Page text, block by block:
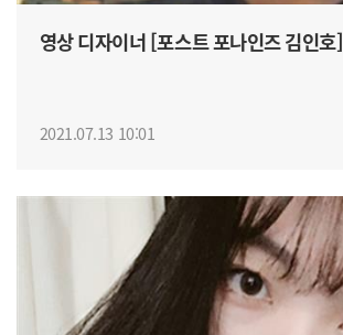
영상 디자이너 [포스트 포나인즈 김인호]
2021.07.13 10:01